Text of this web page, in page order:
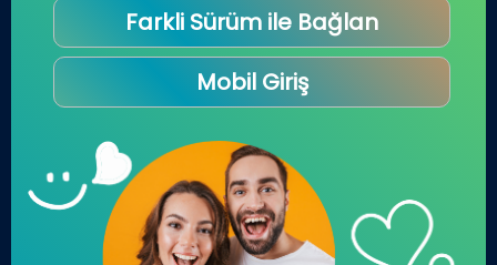
Farkli Sürüm ile Bağlan
Mobil Giriş